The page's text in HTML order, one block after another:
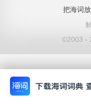
把海词
©2003 -